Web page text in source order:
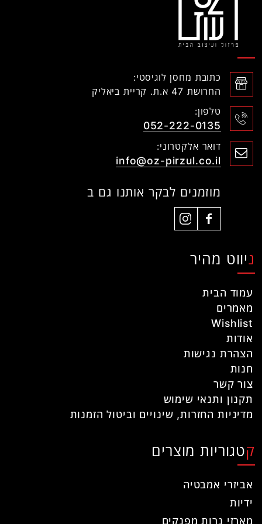
כתובת מחסן לוגיסטי:
החרושת 47 א.ת. קריית ביאליק
טלפון:
052-222-0135
דואר אלקטרוני:
info@oz-pirzul.co.il
מוזמנים לבקר אותנו גם ב
ניווט מהיר
עמוד הבית
מאמרים
Wishlist
אודות
הצהרת נגישות
חנות
צור קשר
תקנון ותנאי שימוש
מדיניות החזרות, שינויים וביטול הזמנות
קטגוריות מוצרים
אביזרי אמבטיה
ידיות
מארזי נרות מפנקים